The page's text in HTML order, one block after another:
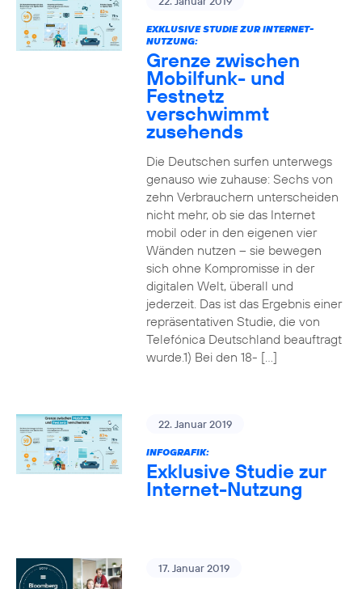
EXKLUSIVE STUDIE ZUR INTERNET-
NUTZUNG:
Grenze zwischen
Mobilfunk- und
Festnetz
verschwimmt
zusehends
Die Deutschen surfen unterwegs
genauso wie zuhause: Sechs von
zehn Verbrauchern unterscheiden
nicht mehr, ob sie das Internet
mobil oder in den eigenen vier
Wänden nutzen – sie bewegen
sich ohne Kompromisse in der
digitalen Welt, überall und
jederzeit. Das ist das Ergebnis einer
repräsentativen Studie, die von
Telefónica Deutschland beauftragt
wurde.1) Bei den 18- […]
22. Januar 2019
INFOGRAFIK:
Exklusive Studie zur
Internet-Nutzung
17. Januar 2019